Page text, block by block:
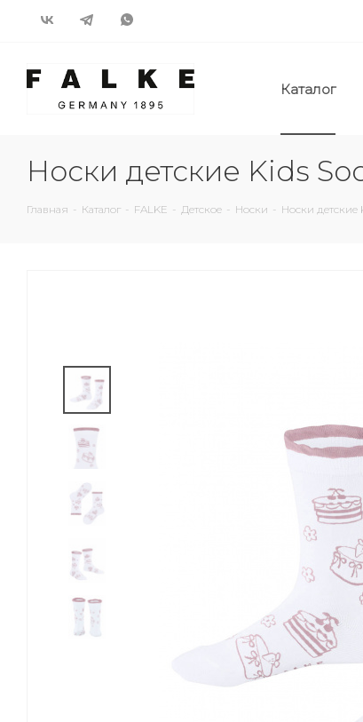
Каталог
Носки детские Kids
Главная - Каталог - FALKE - Детское - Носки - Носки детские